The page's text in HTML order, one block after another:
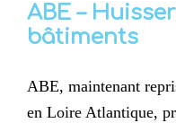
ABE –
bâtiments
ABE, maintenant
en Loire Atlantique,